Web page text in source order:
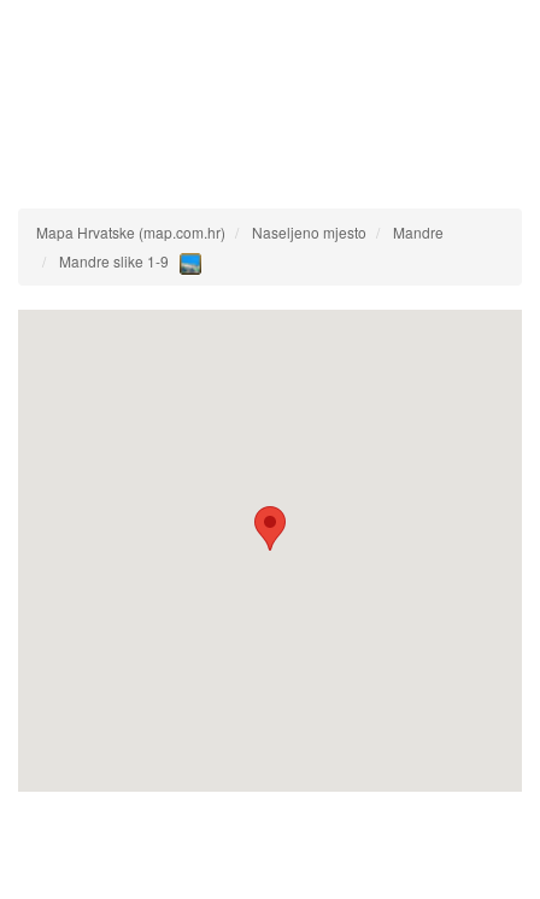
Mapa Hrvatske (map.com.hr) Naseljeno mjesto
Mandre
Mandre slike 1-9